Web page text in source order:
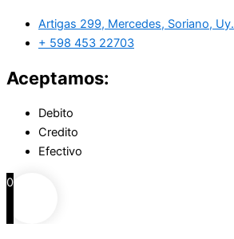
Artigas 299, Mercedes, Soriano, Uy.
+ 598 453 22703
Aceptamos:
Debito
Credito
Efectivo
0